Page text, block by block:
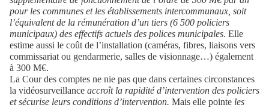
pour les communes et les établissements intercommunaux, soit
l’équivalent de la rémunération d’un tiers (6 500 policiers
municipaux) des effectifs actuels des polices municipales. Elle
estime aussi le coût de l’installation (caméras, fibres, liaisons vers
commissariat ou gendarmerie, salles de visionnage…) également
à 300 M€.
La Cour des comptes ne nie pas que dans certaines circonstances
la vidéosurveillance accroît la rapidité d’intervention des policiers
et sécurise leurs conditions d’intervention. Mais elle pointe les